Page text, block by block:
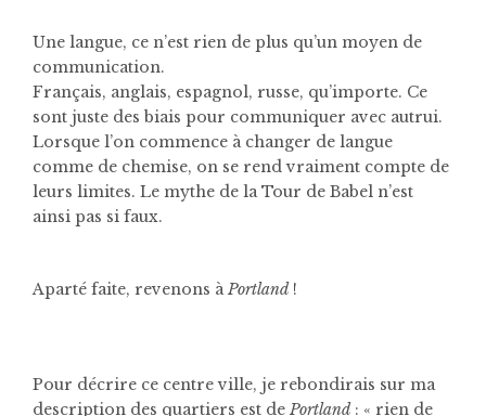
Une langue, ce n’est rien de plus qu’un moyen de
communication.
Français, anglais, espagnol, russe, qu’importe. Ce
sont juste des biais pour communiquer avec autrui.
Lorsque l’on commence à changer de langue
comme de chemise, on se rend vraiment compte de
leurs limites. Le mythe de la Tour de Babel n’est
ainsi pas si faux.
Aparté faite, revenons àPortland!
Pour décrire ce centre ville, je rebondirais sur ma
description des quartiers est de Portland: « rien de